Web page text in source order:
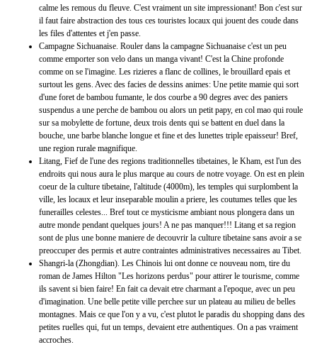
calme les remous du fleuve. C'est vraiment un site impressionant! Bon c'est sur
il faut faire abstraction des tous ces touristes locaux qui jouent des coude dans
les files d'attentes et j'en passe.
Campagne Sichuanaise. Rouler dans la campagne Sichuanaise c'est un peu
comme emporter son velo dans un manga vivant! C'est la Chine profonde
comme on se l'imagine. Les rizieres a flanc de collines, le brouillard epais et
surtout les gens. Avec des facies de dessins animes: Une petite mamie qui sort
d'une foret de bambou fumante, le dos courbe a 90 degres avec des paniers
suspendus a une perche de bambou ou alors un petit papy, en col mao qui roule
sur sa mobylette de fortune, deux trois dents qui se battent en duel dans la
bouche, une barbe blanche longue et fine et des lunettes triple epaisseur! Bref,
une region rurale magnifique.
Litang, Fief de l'une des regions traditionnelles tibetaines, le Kham, est l'un des
endroits qui nous aura le plus marque au cours de notre voyage. On est en plein
coeur de la culture tibetaine, l'altitude (4000m), les temples qui surplombent la
ville, les locaux et leur inseparable moulin a priere, les coutumes telles que les
funerailles celestes... Bref tout ce mysticisme ambiant nous plongera dans un
autre monde pendant quelques jours! A ne pas manquer!!! Litang et sa region
sont de plus une bonne maniere de decouvrir la culture tibetaine sans avoir a se
preoccuper des permis et autre contraintes administratives necessaires au Tibet.
Shangri-la (Zhongdian). Les Chinois lui ont donne ce nouveau nom, tire du
roman de James Hilton "Les horizons perdus" pour attirer le tourisme, comme
ils savent si bien faire! En fait ca devait etre charmant a l'epoque, avec un peu
d'imagination. Une belle petite ville perchee sur un plateau au milieu de belles
montagnes. Mais ce que l'on y a vu, c'est plutot le paradis du shopping dans des
petites ruelles qui, fut un temps, devaient etre authentiques. On a pas vraiment
accroches.